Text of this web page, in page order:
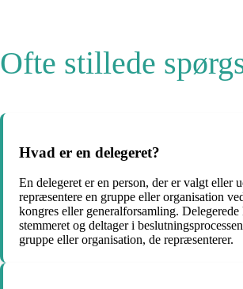
Ofte stillede
Hvad er en delegeret?
En delegeret er en person, der er valgt eller
repræsentere en gruppe eller organisation
kongres eller generalforsamling. Delegerede
stemmeret og deltager i
gruppe eller organisation, de repræsenterer.